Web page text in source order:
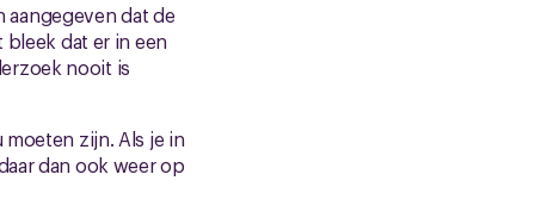
dat de
dat er in een
nooit is
zijn. Als je in
dan ook weer op